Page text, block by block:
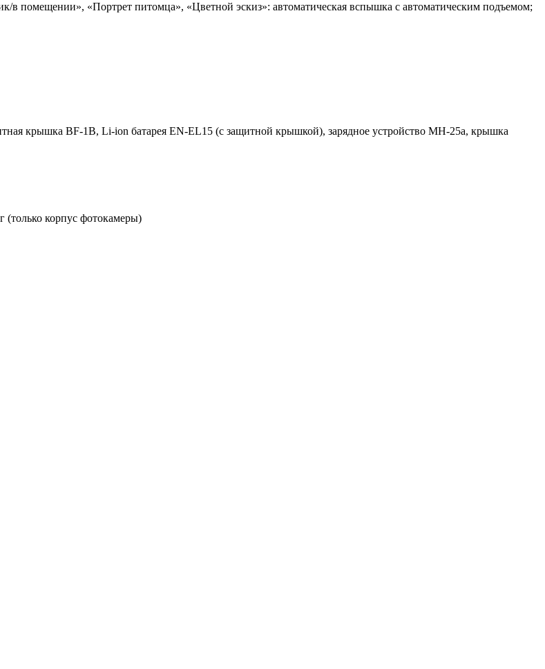
помещении», «Портрет питомца», «Цветной эскиз»: автоматическая вспышка с автоматическим подъемом;
крышка BF-1B, Li-ion батарея EN-EL15 (с защитной крышкой), зарядное устройство MH-25a, крышка
(только корпус фотокамеры)